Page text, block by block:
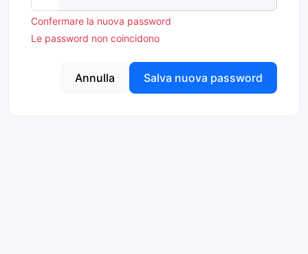
Confermare la nuova password
Le password non coincidono
Annulla